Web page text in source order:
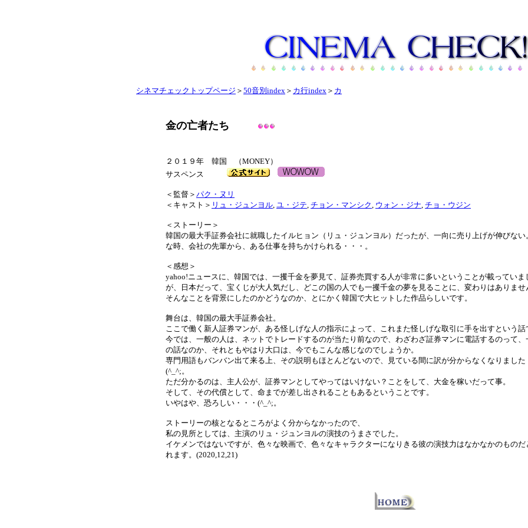
シネマチェックトップページ ＞ 50音別index ＞ カ行index ＞ カ
金の亡者たち
２０１９年 韓国 （MONEY）
サスペンス
＜監督＞ パク・ヌリ
＜キャスト＞ リュ・ジュンヨル, ユ・ジテ, チョン・マンシク, ウォン・ジナ, チョ・ウジン
＜ストーリー＞
韓国の最大手証券会社に就職したイルヒョン（リュ・ジュンヨル）だったが、一向に売り上げが伸びない
な時、会社の先輩から、ある仕事を持ちかけられる・・・。
＜感想＞
yahoo!ニュースに、韓国では、一攫千金を夢見て、証券売買する人が非常に多いということが載っていま
が、日本だって、宝くじが大人気だし、どこの国の人でも一攫千金の夢を見ることに、変わりはありませ
そんなことを背景にしたのかどうなのか、とにかく韓国で大ヒットした作品らしいです。
舞台は、韓国の最大手証券会社。
ここで働く新人証券マンが、ある怪しげな人の指示によって、これまた怪しげな取引に手を出すという話
今では、一般の人は、ネットでトレードするのが当たり前なので、わざわざ証券マンに電話するのって、
の話なのか、それともやはり大口は、今でもこんな感じなのでしょうか。
専門用語もバンバン出て来る上、その説明もほとんどないので、見ている間に訳が分からなくなりました
(^_^;。
ただ分かるのは、主人公が、証券マンとしてやってはいけない？ことをして、大金を稼いだって事。
そして、その代償として、命までが差し出されることもあるということです。
いやはや、恐ろしい・・・(^_^;。
ストーリーの核となるところがよく分からなかったので、
私の見所としては、主演のリュ・ジュンヨルの演技のうまさでした。
イケメンではないですが、色々な映画で、色々なキャラクターになりきる彼の演技力はなかなかのものだ
れます。(2020,12,21)